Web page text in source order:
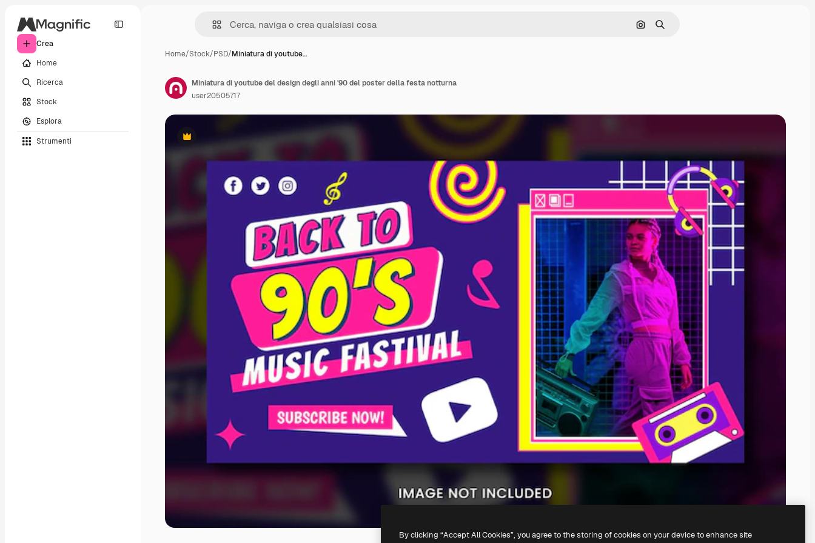
Crea
Home
Ricerca
Stock
Esplora
Strumenti
Cerca per immagine
Ricerca
Home/Stock/PSD/Miniatura di youtube…
Premium
Miniatura di youtube del design degli anni '90 del poster della festa notturna
user20505717
By clicking “Accept All Cookies”, you agree to the storing of cookies on your device to enhance site